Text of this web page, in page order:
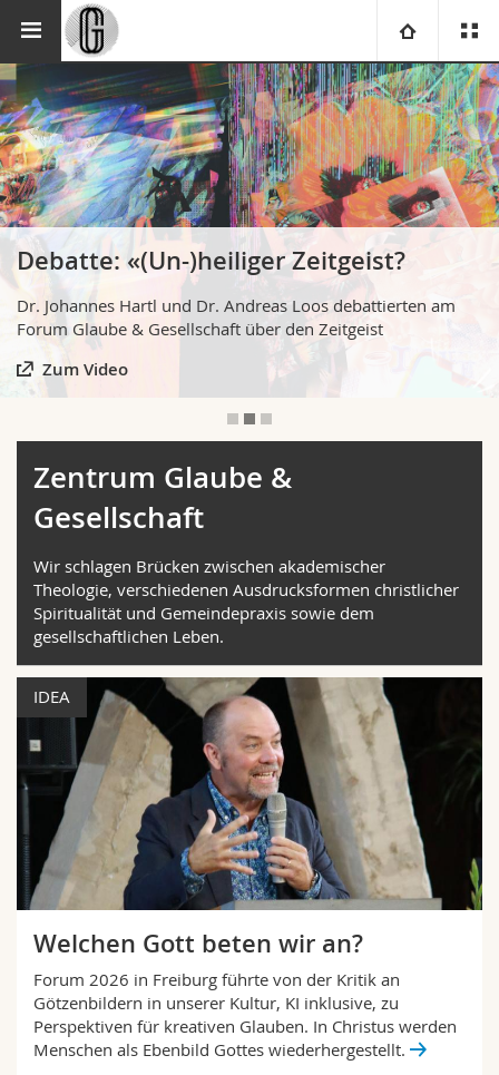
Universität
Studium
Campus
Forschung
Universität
Weiterbildung
Fakultäten
Theologische Fak.
Rechtswissenschaftliche Fak.
Wirtschafts- und Sozialwissenschaftliche Fak.
Philosophische Fak.
Math.-Nat. und Med. Fak.
Interfakultär
Informationen für
Studieninteressierte
Studierende
Medien
Mitarbeitende
Doktorierende
Ressourcen
Personenverzeichnis
Ortsplan
Webmail
Vorlesungsverzeichnis
MyUnifr
Theologische Fakultät Zentrum Glaube & Gesellschaft
Debatte: «(Un-)heiliger Zeitgeist?
Dr. Johannes Hartl und Dr. Andreas Loos debattierten am
Forum Glaube & Gesellschaft über den Zeitgeist
Zum Video
Zentrum Glaube &
Gesellschaft
Wir schlagen Brücken zwischen akademischer
Theologie, verschiedenen Ausdrucksformen christlicher
Spiritualität und Gemeindepraxis sowie dem
gesellschaftlichen Leben.
IDEA
Welchen Gott beten wir an?
Forum 2026 in Freiburg führte von der Kritik an
Götzenbildern in unserer Kultur, KI inklusive, zu
Perspektiven für kreativen Glauben. In Christus werden
Menschen als Ebenbild Gottes wiederhergestellt.